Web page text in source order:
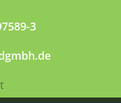
3